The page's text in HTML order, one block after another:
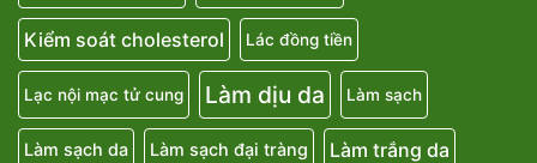
Kiểm soát cholesterol Lác đồng tiền
Lạc nội mạc tử cung Làm dịu da Làm sạch
Làm sạch da Làm sạch đại tràng Làm trắng da